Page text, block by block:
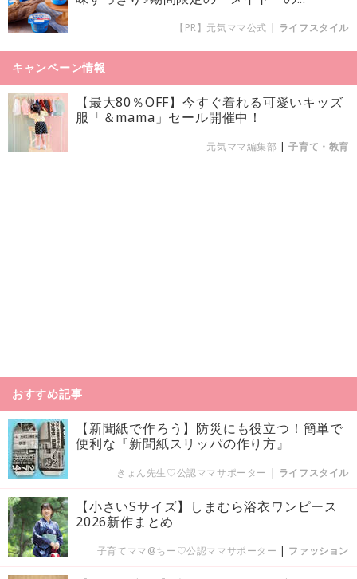
【PR】元気ママ公式 | ライフスタイル
キャンペーン情報
【最大80％OFF】今すぐ着れる可愛いキッズ
服「＆mama」セール開催中！
元気ママ編集部 |子育て・教育
おすすめ記事
【新聞紙で作ろう】防災にも役立つ！簡単で
便利な『新聞紙スリッパの作り方』
きょん先生♡公認ママサポーター | ライフスタイル
【小さいSサイズ】しまむら浴衣ワンピース
2026新作まとめ
子育てママ@ちー♡公認ママサポーター | ファッション